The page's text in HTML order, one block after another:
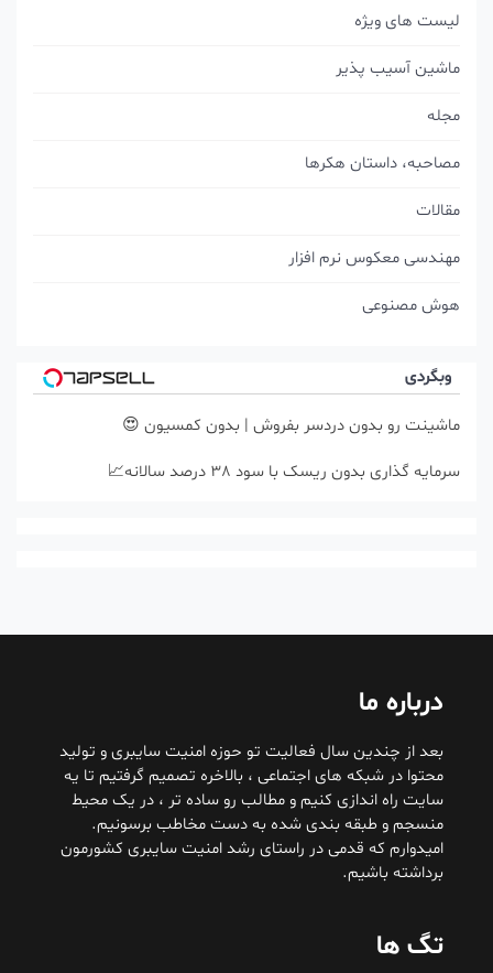
لیست های ویژه
ماشین آسیب پذیر
مصاحبه، داستان هکرها
مقالات
مهندسی معکوس نرم افزار
هوش مصنوعی
وبگردی
ماشینت رو بدون دردسر بفروش | بدون کمسیون 😍
سرمایه گذاری بدون ریسک با سود 38 درصد سالانه📈
درباره ما
بعد از چندین سال فعالیت تو حوزه امنیت سایبری و تولید
محتوا در شبکه های اجتماعی ، بالاخره تصمیم گرفتیم تا یه
سایت راه اندازی کنیم و مطالب رو ساده تر ، در یک محیط
منسجم و طبقه بندی شده به دست مخاطب برسونیم.
امیدوارم که قدمی در راستای رشد امنیت سایبری کشورمون
برداشته باشیم.
تگ ها